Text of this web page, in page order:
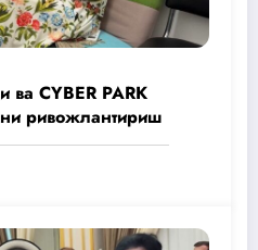
ва CYBER PARK
ривожлантириш